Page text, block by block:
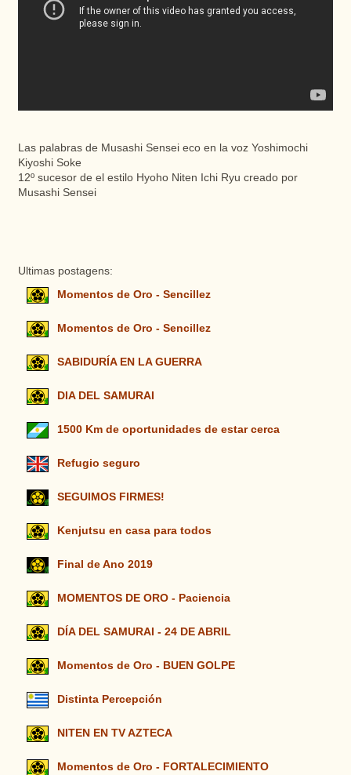
Las palabras de Musashi Sensei eco en la voz Yoshimochi
Kiyoshi Soke
12º sucesor de el estilo Hyoho Niten Ichi Ryu creado por
Musashi Sensei
Ultimas postagens:
Momentos de Oro - Sencillez
Momentos de Oro - Sencillez
SABIDURÍA EN LA GUERRA
DIA DEL SAMURAI
1500 Km de oportunidades de estar cerca
Refugio seguro
SEGUIMOS FIRMES!
Kenjutsu en casa para todos
Final de Ano 2019
MOMENTOS DE ORO - Paciencia
DÍA DEL SAMURAI - 24 DE ABRIL
Momentos de Oro - BUEN GOLPE
Distinta Percepción
NITEN EN TV AZTECA
Momentos de Oro - FORTALECIMIENTO